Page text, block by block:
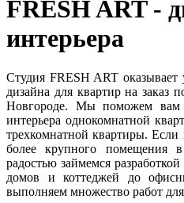
FRESH ART -
интерьера
Студия FRESH ART оказывает
дизайна для квартир на
Новгороде. Мы поможем вам
интерьера однокомнатной
трехкомнатной квартиры. Если
более крупного помещения
радостью займемся
домов и коттеджей до
выполняем множество работ